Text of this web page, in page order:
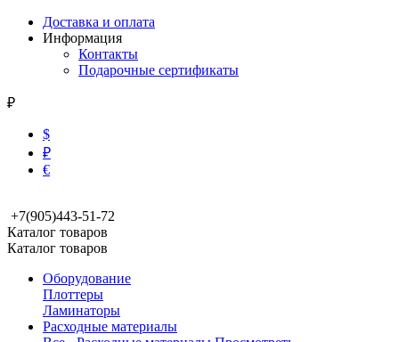
Доставка и оплата
Информация
Контакты
Подарочные сертификаты
₽
$
₽
€
+7(905)443-51-72
Каталог товаров
Каталог товаров
Оборудование
Плоттеры
Ламинаторы
Расходные материалы